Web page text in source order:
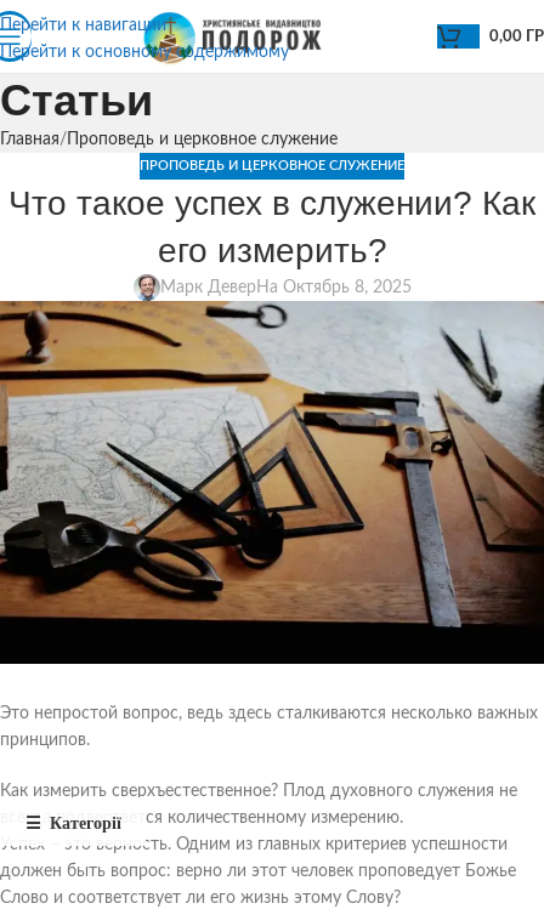
Перейти к навигации
Перейти к основному содержимому
0,00
Статьи
Главная Проповедь и церковное служение
ПРОПОВЕДЬ И ЦЕРКОВНОЕ СЛУЖЕНИЕ
Что такое успех в служении? Как
его измерить?
Марк Девер На Октябрь 8, 2025
Это непростой вопрос, ведь здесь сталкиваются несколько важных
принципов.
Как измерить сверхъестественное? Плод духовного служения не
всегда подвергается количественному измерению.
Успех – это верность. Одним из главных критериев успешности
должен быть вопрос: верно ли этот человек проповедует Божье
Слово и соответствует ли его жизнь этому Слову?